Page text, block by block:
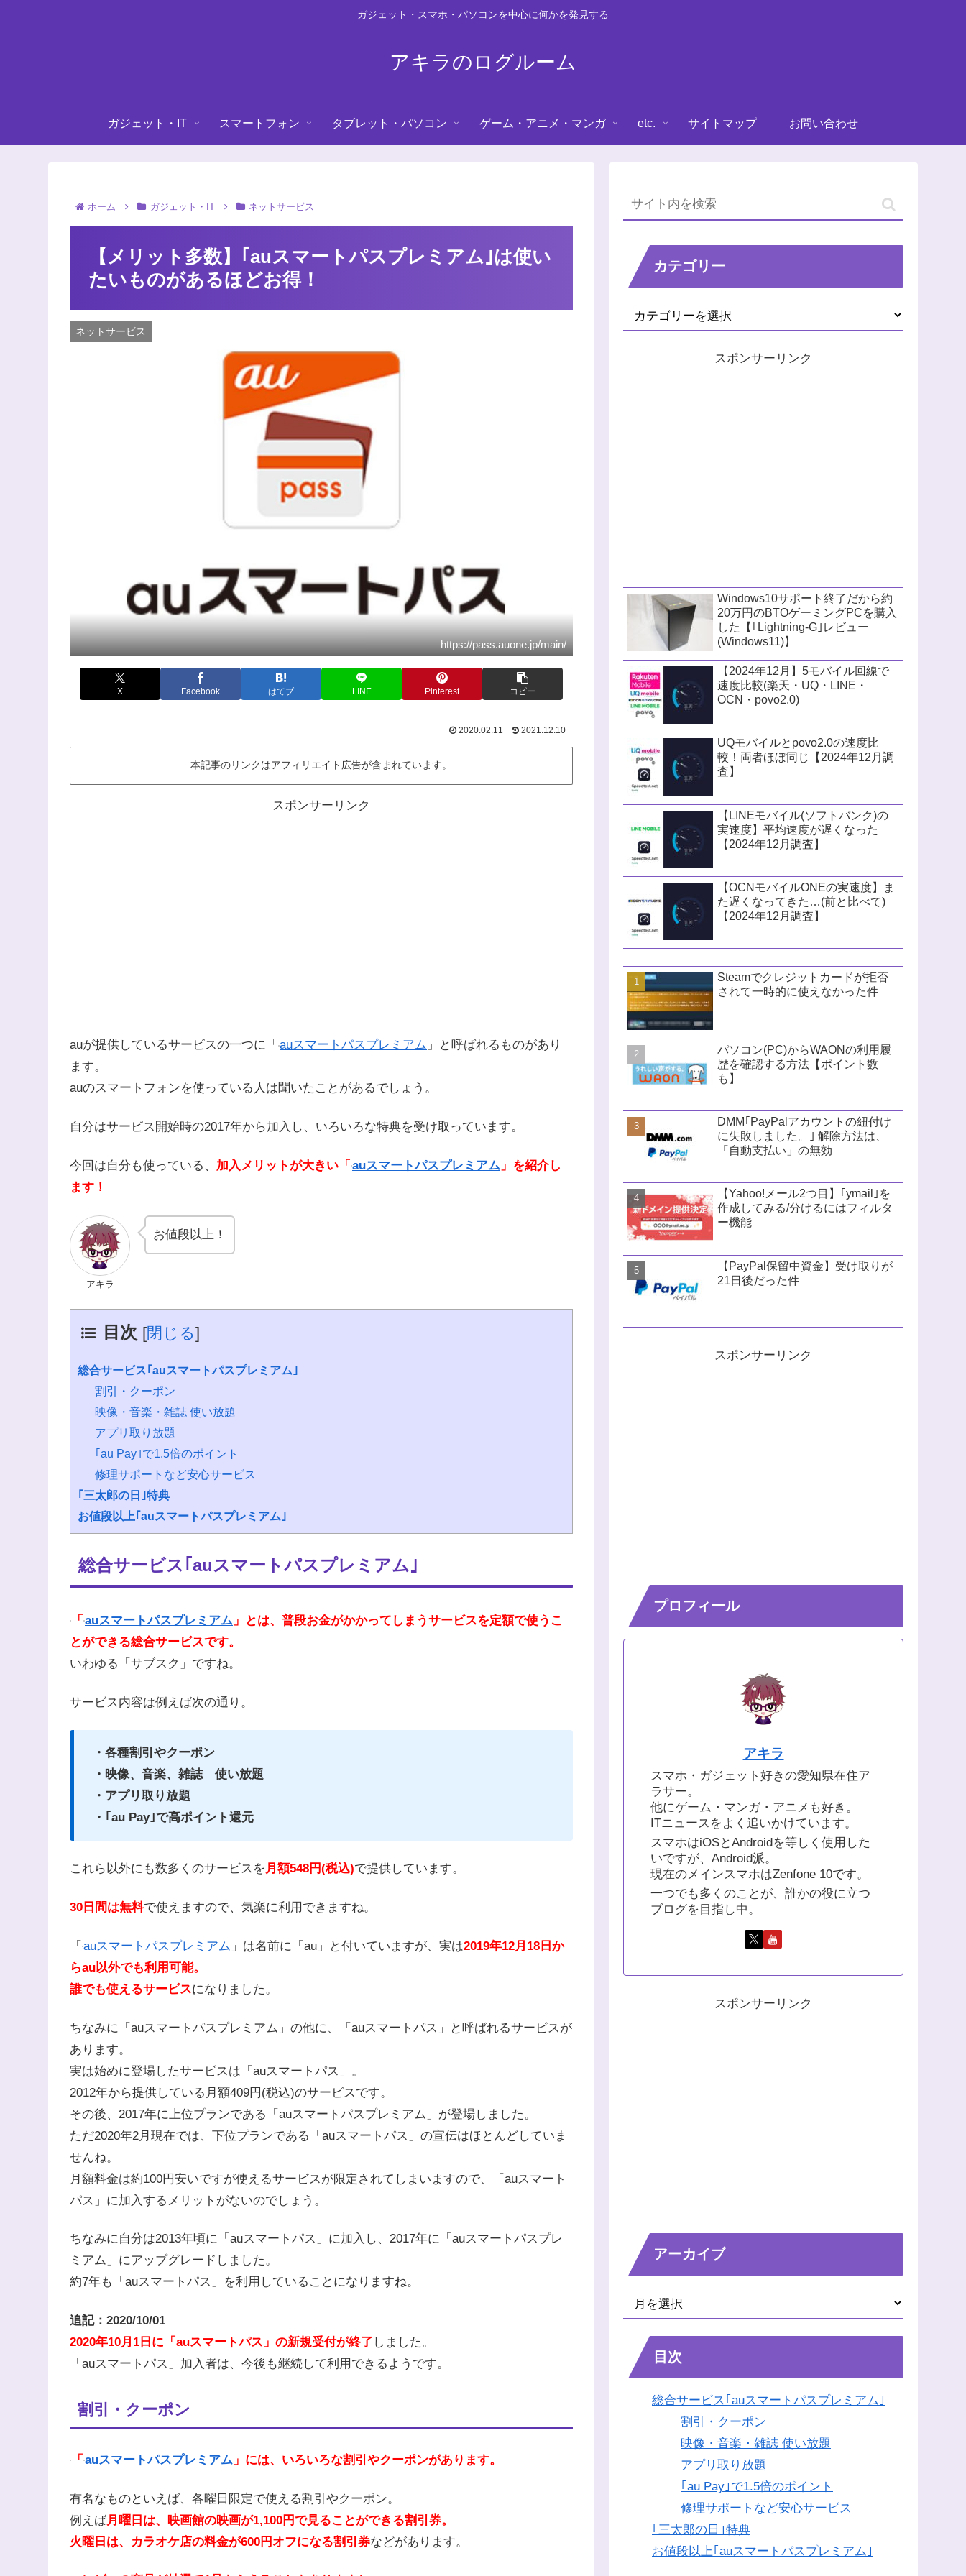
ガジェット・スマホ・パソコンを中心に何かを発見する
アキラのログルーム
ガジェット・IT スマートフォン タブレット・パソコン ゲーム・アニメ・マンガ etc. サイトマップ お問い合わせ
ホーム ガジェット・IT ネットサービス
【メリット多数】｢auスマートパスプレミアム｣は使い
たいものがあるほどお得！
ネットサービス
https://pass.auone.jp/main/
X Facebook はてブ LINE Pinterest コピー
2020.02.11 2021.12.10
本記事のリンクはアフィリエイト広告が含まれています。
スポンサーリンク
auが提供しているサービスの一つに「 auスマートパスプレミアム 」と呼ばれるものがあり
ます。
auのスマートフォンを使っている人は聞いたことがあるでしょう。
自分はサービス開始時の2017年から加入し、いろいろな特典を受け取っています。
今回は自分も使っている、 加入メリットが大きい「 auスマートパスプレミアム 」を紹介し
ます！
アキラ
お値段以上！
目次 [閉じる]
総合サービス｢auスマートパスプレミアム｣
割引・クーポン
映像・音楽・雑誌 使い放題
アプリ取り放題
｢au Pay｣で1.5倍のポイント
修理サポートなど安心サービス
｢三太郎の日｣特典
お値段以上｢auスマートパスプレミアム｣
総合サービス｢auスマートパスプレミアム｣
「 auスマートパスプレミアム 」とは、普段お金がかかってしまうサービスを定額で使うこ
とができる総合サービスです。
いわゆる「サブスク」ですね。
サービス内容は例えば次の通り。
・各種割引やクーポン
・映像、音楽、雑誌 使い放題
・アプリ取り放題
・｢au Pay｣で高ポイント還元
これら以外にも数多くのサービスを月額548円(税込)で提供しています。
30日間は無料で使えますので、気楽に利用できますね。
「 auスマートパスプレミアム 」は名前に「au」と付いていますが、実は2019年12月18日か
らau以外でも利用可能。
誰でも使えるサービスになりました。
ちなみに「auスマートパスプレミアム」の他に、「auスマートパス」と呼ばれるサービスが
あります。
実は始めに登場したサービスは「auスマートパス」。
2012年から提供している月額409円(税込)のサービスです。
その後、2017年に上位プランである「auスマートパスプレミアム」が登場しました。
ただ2020年2月現在では、下位プランである「auスマートパス」の宣伝はほとんどしていま
せんね。
月額料金は約100円安いですが使えるサービスが限定されてしまいますので、「auスマート
パス」に加入するメリットがないのでしょう。
ちなみに自分は2013年頃に「auスマートパス」に加入し、2017年に「auスマートパスプレ
ミアム」にアップグレードしました。
約7年も「auスマートパス」を利用していることになりますね。
追記：2020/10/01
2020年10月1日に「auスマートパス」の新規受付が終了 しました。
「auスマートパス」加入者は、今後も継続して利用できるようです。
割引・クーポン
「 auスマートパスプレミアム 」には、いろいろな割引やクーポンがあります。
有名なものといえば、各曜日限定で使える割引やクーポン。
例えば月曜日は、映画館の映画が1,100円で見ることができる割引券。
火曜日は、カラオケ店の料金が600円オフになる割引券などがあります。
カテゴリー
スポンサーリンク
Windows10サポート終了だから約
20万円のBTOゲーミングPCを購入
した【｢Lightning-G｣レビュー
(Windows11)】
【2024年12月】5モバイル回線で
速度比較(楽天・UQ・LINE・
OCN・povo2.0)
UQモバイルとpovo2.0の速度比
較！両者ほぼ同じ【2024年12月調
査】
【LINEモバイル(ソフトバンク)の
実速度】平均速度が遅くなった
【2024年12月調査】
【OCNモバイルONEの実速度】ま
た遅くなってきた…(前と比べて)
【2024年12月調査】
Steamでクレジットカードが拒否
されて一時的に使えなかった件
パソコン(PC)からWAONの利用履
歴を確認する方法【ポイント数
も】
DMM｢PayPalアカウントの紐付け
に失敗しました。｣ 解除方法は、
「自動支払い」の無効
【Yahoo!メール2つ目】｢ymail｣を
作成してみる/分けるにはフィルタ
ー機能
【PayPal保留中資金】受け取りが
21日後だった件
スポンサーリンク
プロフィール
アキラ
スマホ・ガジェット好きの愛知県在住ア
ラサー。
他にゲーム・マンガ・アニメも好き。
ITニュースをよく追いかけています。
スマホはiOSとAndroidを等しく使用した
いですが、Android派。
現在のメインスマホはZenfone 10です。
一つでも多くのことが、誰かの役に立つ
ブログを目指し中。
スポンサーリンク
アーカイブ
目次
総合サービス｢auスマートパスプレミアム｣
割引・クーポン
映像・音楽・雑誌 使い放題
アプリ取り放題
｢au Pay｣で1.5倍のポイント
修理サポートなど安心サービス
｢三太郎の日｣特典
お値段以上｢auスマートパスプレミアム｣